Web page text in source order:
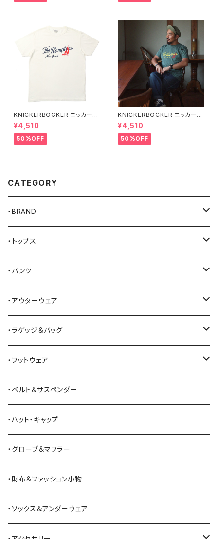
KNICKERBOCKER ニッカーボ
ッカー MILK ハンプトン Tシャ
ツ
¥4,510
50%OFF
KNICKERBOCKER ニッカーボ
ッカー GREEN ハンプトン Tシ
ャツ
¥4,510
50%OFF
CATEGORY
・BRAND
AKER
Alden
ALFONSO'S OF HOLLYWOOD LEATHER
All American Khakis
American Optical
ANDERSON BEAN BOOT CO.
Bass Pro Shops
BATTLE LAKE
Barbour
BAYSIDE
・トップス
Tシャツ
シャツ
ベスト
セーター
スウェットシャツ
カーディガン
パーカー
・パンツ
ジーンズ
ワークパンツ
オーバーオール
ミリタリーパンツ
ツナギ
ジャージ・スウェット
ハーフパンツ・ショートパンツ
・アウターウェア
コート
ジャケット
ベスト
・ラゲッジ＆バッグ
トートバッグ
ショルダーバッグ
リュック・バックパック
ボストンバッグ・ダッフルバッグ
ヒップバッグ・ファニーパック
ブリーフケース
・フットウェア
ブーツ
スニーカー
サンダル
その他シューズ
シュー用品
・ベルト＆サスペンダー
・ハット・キャップ
・グローブ＆マフラー
・財布＆ファッション小物
・ソックス＆アンダーウェア